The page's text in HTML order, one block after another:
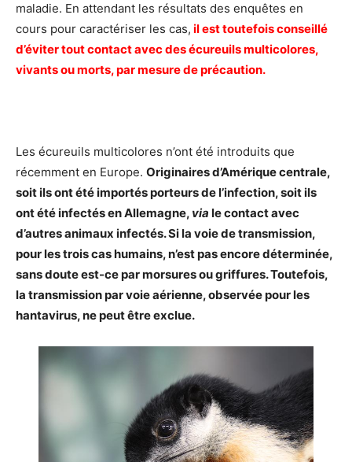
maladie. En attendant les résultats des enquêtes en
cours pour caractériser les cas, il est toutefois conseillé
d’éviter tout contact avec des écureuils multicolores,
vivants ou morts, par mesure de précaution.
Les écureuils multicolores n’ont été introduits que
récemment en Europe. Originaires d’Amérique centrale,
soit ils ont été importés porteurs de l’infection, soit ils
ont été infectés en Allemagne, via le contact avec
d’autres animaux infectés. Si la voie de transmission,
pour les trois cas humains, n’est pas encore déterminée,
sans doute est-ce par morsures ou griffures. Toutefois,
la transmission par voie aérienne, observée pour les
hantavirus, ne peut être exclue.